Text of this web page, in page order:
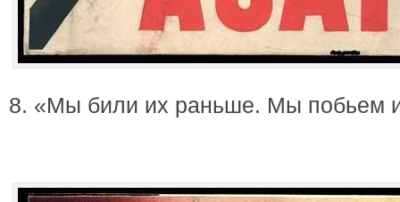
8. «Мы били их раньше. Мы побьем